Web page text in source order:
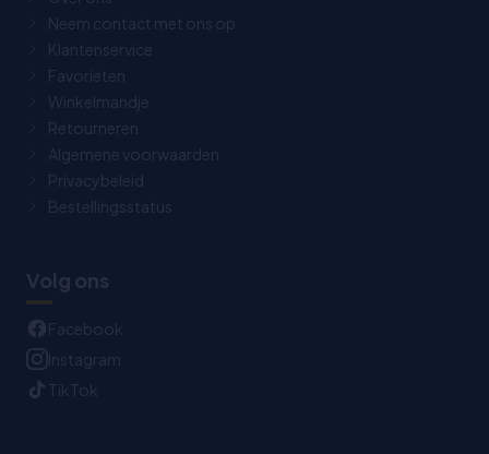
Neem contact met ons op
Klantenservice
Favorieten
Winkelmandje
Retourneren
Algemene voorwaarden
Privacybeleid
Bestellingsstatus
Volg ons
Facebook
Instagram
TikTok